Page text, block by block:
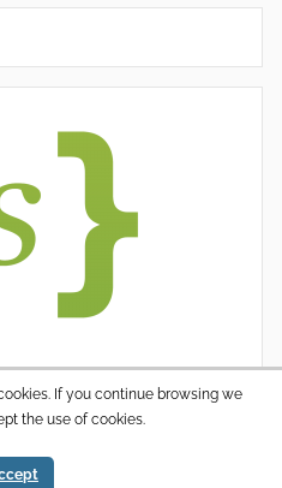
If you continue browsing we
the use of cookies.